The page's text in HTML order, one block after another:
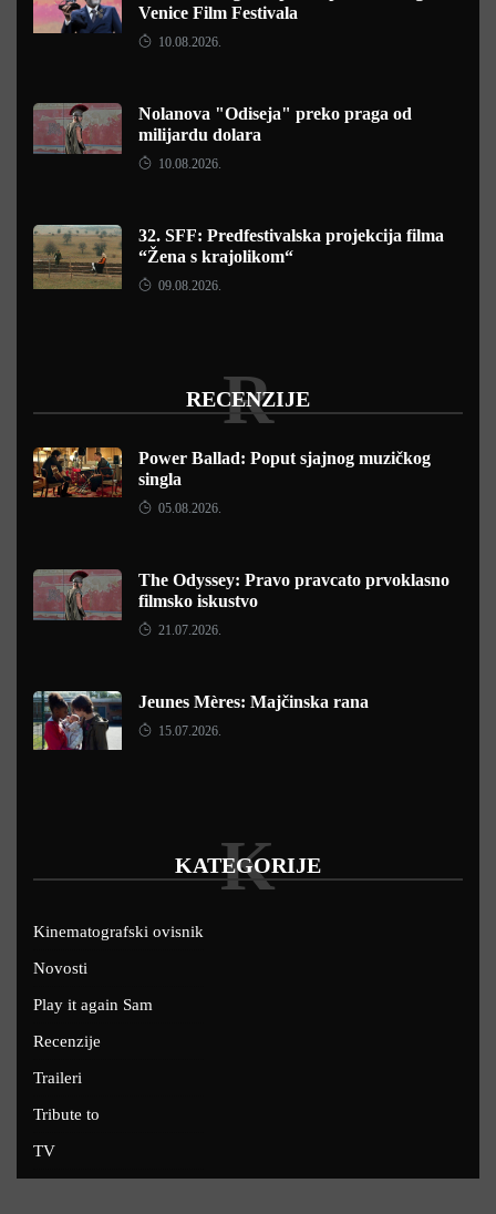
Venice Film Festivala
10.08.2026.
Nolanova "Odiseja" preko praga od
milijardu dolara
10.08.2026.
32. SFF: Predfestivalska projekcija filma
“Žena s krajolikom“
09.08.2026.
RECENZIJE
R
Power Ballad: Poput sjajnog muzičkog
singla
05.08.2026.
The Odyssey: Pravo pravcato prvoklasno
filmsko iskustvo
21.07.2026.
Jeunes Mères: Majčinska rana
15.07.2026.
KATEGORIJE
K
Kinematografski ovisnik
Novosti
Play it again Sam
Recenzije
Traileri
Tribute to
TV